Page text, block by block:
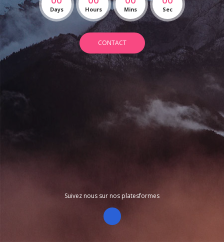
Days Hours Mins Sec
CONTACT
Suivez nous sur nos platesformes